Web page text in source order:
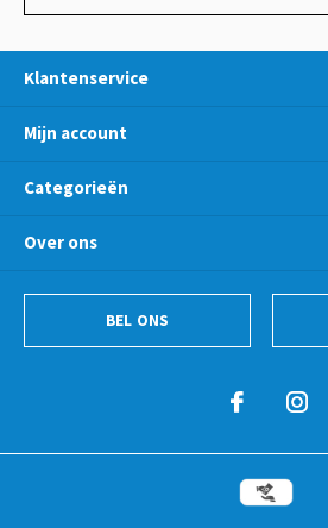
Klantenservice
Mijn account
Categorieën
Over ons
BEL ONS